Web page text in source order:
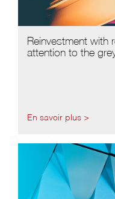
Reinvestment with
attention to the
En savoir plus >